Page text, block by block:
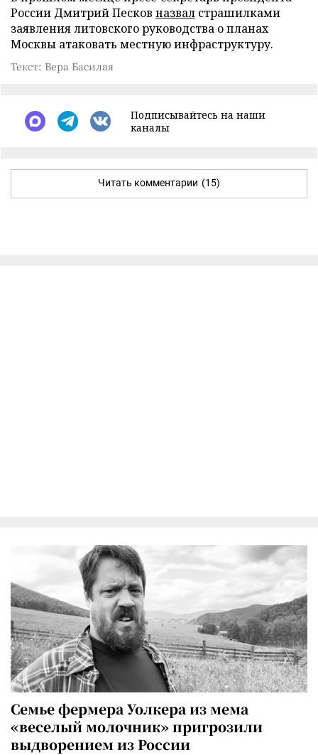
России Дмитрий Песков назвал страшилками
заявления литовского руководства о планах
Москвы атаковать местную инфраструктуру.
Текст: Вера Басилая
Подписывайтесь на наши
каналы
Читать комментарии (15)
Семье фермера Уолкера из мема
«веселый молочник» пригрозили
выдворением из России